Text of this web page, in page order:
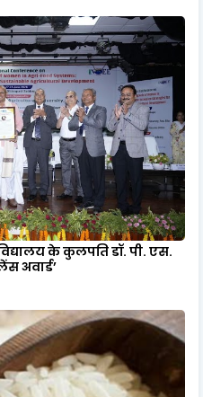
के कुलपति डॉ. पी. एस.
अवार्ड’